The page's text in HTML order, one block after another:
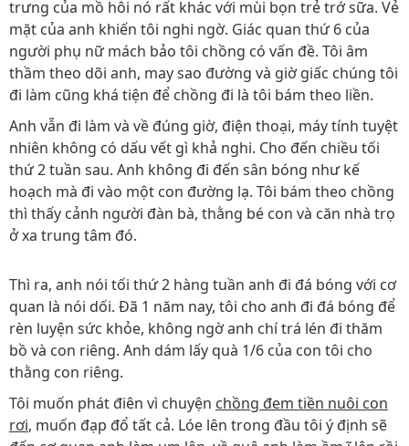
trưng của mồ hôi nó rất khác với mùi bọn trẻ trớ sữa. Vẻ
mặt của anh khiến tôi nghi ngờ. Giác quan thứ 6 của
người phụ nữ mách bảo tôi chồng có vấn đề. Tôi âm
thầm theo dõi anh, may sao đường và giờ giấc chúng tôi
đi làm cũng khá tiện để chồng đi là tôi bám theo liền.
Anh vẫn đi làm và về đúng giờ, điện thoại, máy tính tuyệt
nhiên không có dấu vết gì khả nghi. Cho đến chiều tối
thứ 2 tuần sau. Anh không đi đến sân bóng như kế
hoạch mà đi vào một con đường lạ. Tôi bám theo chồng
thì thấy cảnh người đàn bà, thằng bé con và căn nhà trọ
ở xa trung tâm đó.
Thì ra, anh nói tối thứ 2 hàng tuần anh đi đá bóng với cơ
quan là nói dối. Đã 1 năm nay, tôi cho anh đi đá bóng để
rèn luyện sức khỏe, không ngờ anh chí trá lén đi thăm
bồ và con riêng. Anh dám lấy quà 1/6 của con tôi cho
thằng con riêng.
Tôi muốn phát điên vì chuyện chồng đem tiền nuôi con
rơi, muốn đạp đổ tất cả. Lóe lên trong đầu tôi ý định sẽ